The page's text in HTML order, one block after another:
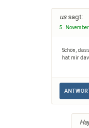
us sagt:
5.
Schön,
hat mir